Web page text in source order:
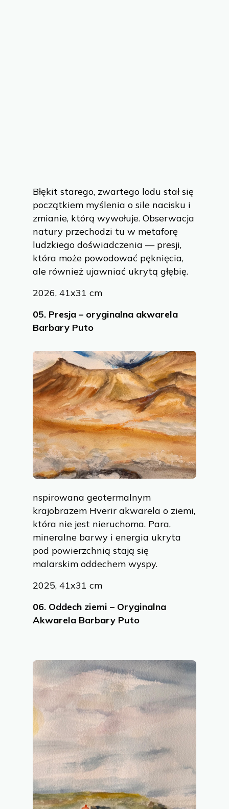
Błękit starego, zwartego lodu stał się
początkiem myślenia o sile nacisku i
zmianie, którą wywołuje. Obserwacja
natury przechodzi tu w metaforę
ludzkiego doświadczenia — presji,
która może powodować pęknięcia,
ale również ujawniać ukrytą głębię.
2026, 41x31 cm
05. Presja – oryginalna akwarela
Barbary Puto
nspirowana geotermalnym
krajobrazem Hverir akwarela o ziemi,
która nie jest nieruchoma. Para,
mineralne barwy i energia ukryta
pod powierzchnią stają się
malarskim oddechem wyspy.
2025, 41x31 cm
06. Oddech ziemi – Oryginalna
Akwarela Barbary Puto